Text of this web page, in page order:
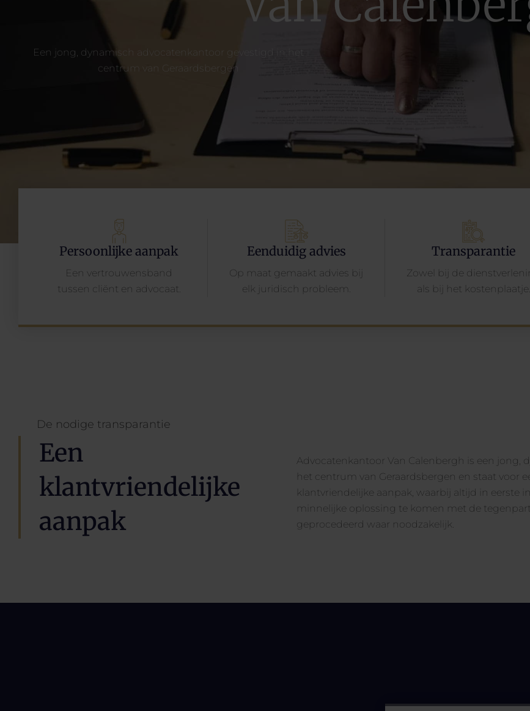
Een jong, dynamisch advocatenkantoor gevestigd in het
centrum van Geraardsbergen
Persoonlijke aanpak
Een vertrouwensband
tussen cliënt en advocaat.
Eenduidig advies
Op maat gemaakt advies bij
elk juridisch probleem.
Transparantie
Zowel bij de
als bij het kostenplaatje.
De nodige transparantie
Een
klantvriendelijke
aanpak
Advocatenkantoor Van Calenbergh is een jong,
het centrum van Geraardsbergen en staat voor
klantvriendelijke aanpak, waarbij altijd in eerste
minnelijke oplossing te komen met de
geprocedeerd waar noodzakelijk.